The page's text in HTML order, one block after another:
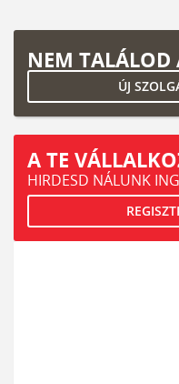
NEM TALÁLOD
ÚJ
A TE
HIRDESD NÁLUNK